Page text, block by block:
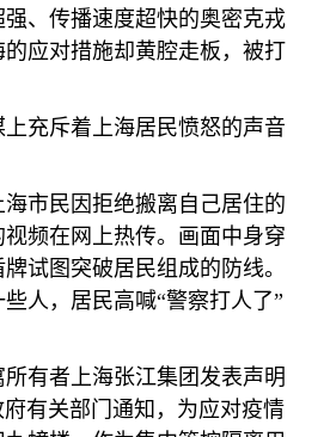
、传播速度超快的奥密克戎
应对措施却黄腔走板，被打
充斥着上海居民愤怒的声音
市民因拒绝搬离自己居住的
频在网上热传。画面中身穿
试图突破居民组成的防线。
人，居民高喊“警察打人了”
有者上海张江集团发表声明
府有关部门通知，为应对疫情